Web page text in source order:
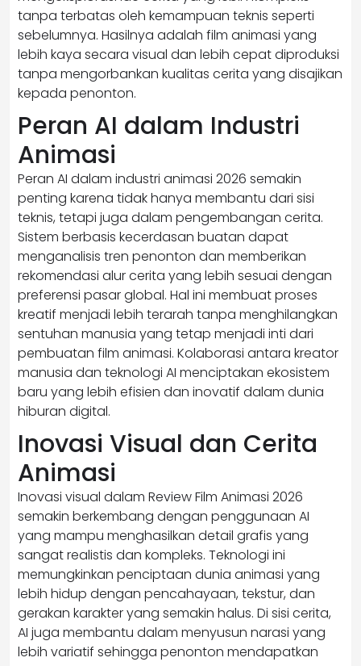
tanpa terbatas oleh kemampuan teknis seperti
sebelumnya. Hasilnya adalah film animasi yang
lebih kaya secara visual dan lebih cepat diproduksi
tanpa mengorbankan kualitas cerita yang disajikan
kepada penonton.
Peran AI dalam Industri
Animasi
Peran AI dalam industri animasi 2026 semakin
penting karena tidak hanya membantu dari sisi
teknis, tetapi juga dalam pengembangan cerita.
Sistem berbasis kecerdasan buatan dapat
menganalisis tren penonton dan memberikan
rekomendasi alur cerita yang lebih sesuai dengan
preferensi pasar global. Hal ini membuat proses
kreatif menjadi lebih terarah tanpa menghilangkan
sentuhan manusia yang tetap menjadi inti dari
pembuatan film animasi. Kolaborasi antara kreator
manusia dan teknologi AI menciptakan ekosistem
baru yang lebih efisien dan inovatif dalam dunia
hiburan digital.
Inovasi Visual dan Cerita
Animasi
Inovasi visual dalam Review Film Animasi 2026
semakin berkembang dengan penggunaan AI
yang mampu menghasilkan detail grafis yang
sangat realistis dan kompleks. Teknologi ini
memungkinkan penciptaan dunia animasi yang
lebih hidup dengan pencahayaan, tekstur, dan
gerakan karakter yang semakin halus. Di sisi cerita,
AI juga membantu dalam menyusun narasi yang
lebih variatif sehingga penonton mendapatkan